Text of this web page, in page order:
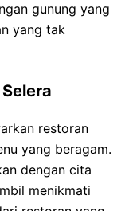
gunung yang
yang tak
restoran
yang beragam.
dengan cita
menikmati